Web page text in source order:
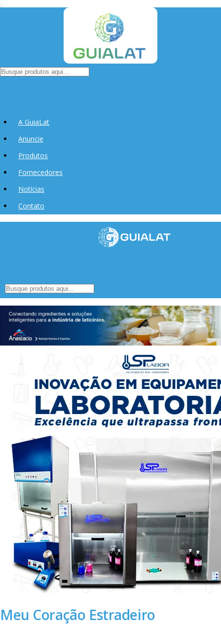
A GuiaLat
Anuncie
Produtos
Fornecedores
Notícias
Contato
Meu Coração Estradeiro